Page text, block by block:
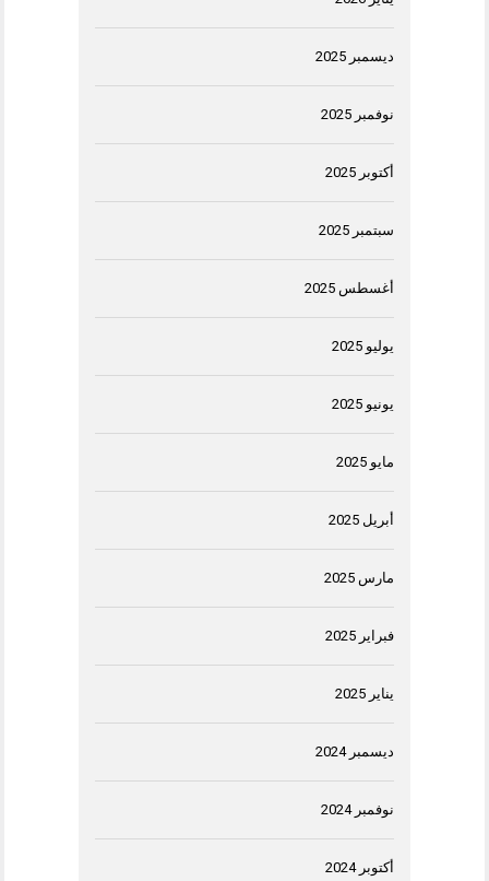
ديسمبر 2025
نوفمبر 2025
أكتوبر 2025
سبتمبر 2025
أغسطس 2025
يوليو 2025
يونيو 2025
مايو 2025
أبريل 2025
مارس 2025
فبراير 2025
يناير 2025
ديسمبر 2024
نوفمبر 2024
أكتوبر 2024